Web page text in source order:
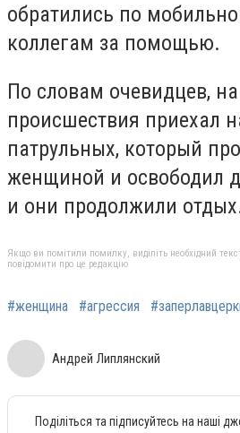
обратились по
коллегам за помощью.
По словам очевидцев,
происшествия приехал
патрульных, который
женщиной и освободил
и они продолжили
Якщо ви помітили помилку, виділіть необхідний
повідомити про це редакцію
#женщина #агрессия
Андрей Липлянский
Поділіться та підписуйтесь на наші